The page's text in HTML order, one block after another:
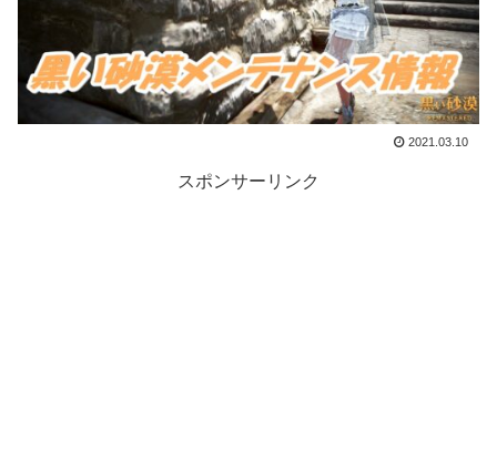
2021.03.10
スポンサーリンク